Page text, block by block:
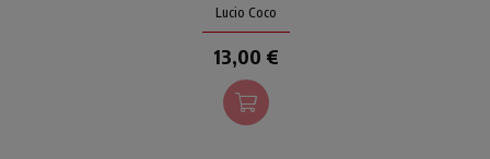
della Passione e morte di
Gesù.
Lucio Coco
13,00 €